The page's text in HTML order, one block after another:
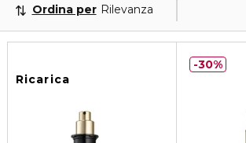
Ordina per Rilevanza
Ricarica
30%